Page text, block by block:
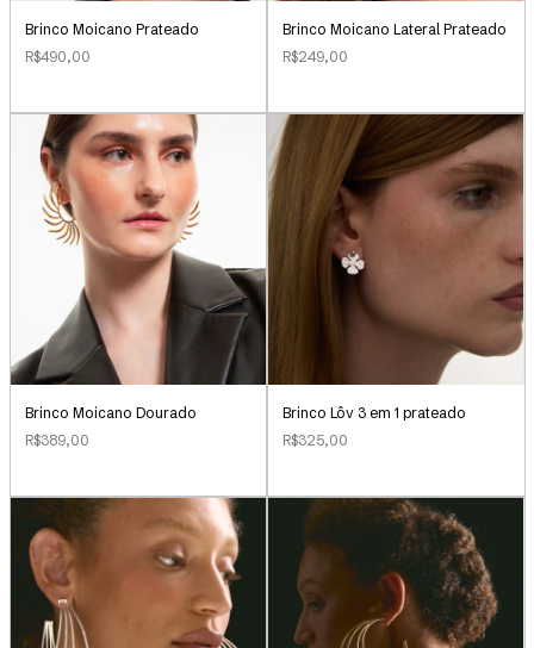
Brinco Moicano Prateado
R$490,00
Brinco Moicano Lateral Prateado
R$249,00
Brinco Moicano Dourado
R$389,00
Brinco Lôv 3 em 1 prateado
R$325,00